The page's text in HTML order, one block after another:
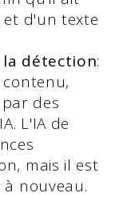
d'un texte
détection:
des
L'IA de
mais il est
nouveau.